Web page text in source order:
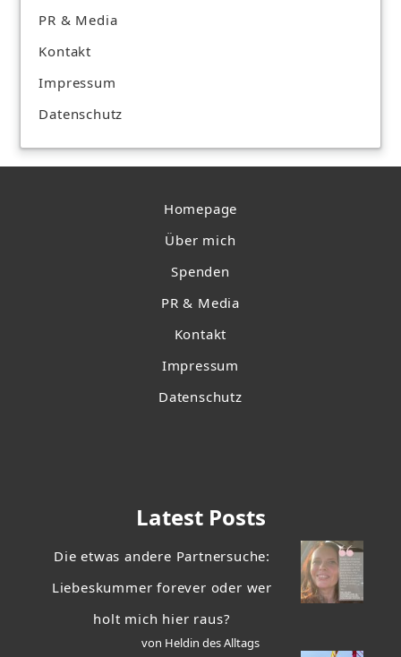
PR & Media
Kontakt
Impressum
Datenschutz
Homepage
Über mich
Spenden
PR & Media
Kontakt
Impressum
Datenschutz
Latest Posts
Die etwas andere Partnersuche:
Liebeskummer forever oder wer
holt mich hier raus?
von Heldin des Alltags